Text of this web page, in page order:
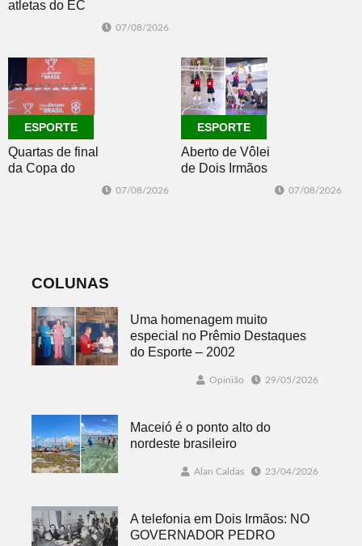
atletas do EC
Master 65+
07/08/2026
ESPORTE
Quartas de final
da Copa do
Brasil 2026: veja
07/08/2026
ESPORTE
Aberto de Vôlei
de Dois Irmãos
07/08/2026
COLUNAS
Uma homenagem muito
especial no Prêmio Destaques
do Esporte – 2002
Opinião 29/05/2026
Maceió é o ponto alto do
nordeste brasileiro
Alan Caldas 23/04/2026
A telefonia em Dois Irmãos: NO
GOVERNADOR PEDRO